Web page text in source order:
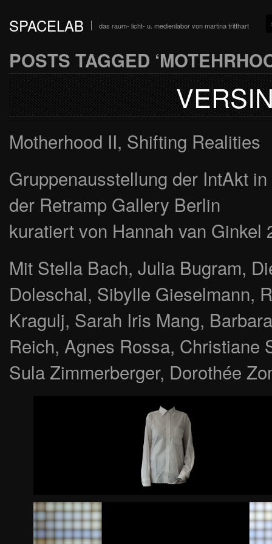
SPACELAB das raum- licht- u. medienlabor von martina tritthart
POSTS TAGGED
Motherhood II, Shifting Realities
Gruppenausstellung der IntAkt
der Retramp Gallery Berlin
kuratiert von Hannah van Ginkel
Mit Stella Bach, Julia Bugram,
Doleschal, Sibylle Gieselmann,
Kragulj, Sarah Iris Mang,
Reich, Agnes Rossa, Christiane
Sula Zimmerberger, Dorothée